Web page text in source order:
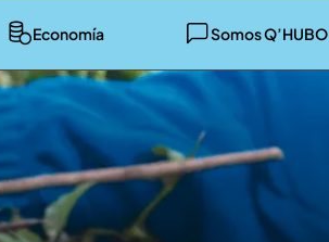
Economía Somos Q’HUBO